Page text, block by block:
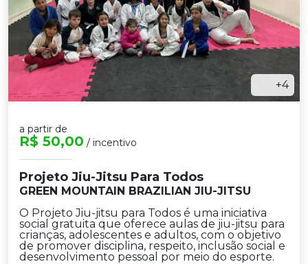
+4
a partir de
R$ 50,00 / incentivo
Projeto Jiu-Jitsu Para Todos
GREEN MOUNTAIN BRAZILIAN JIU-JITSU
O Projeto Jiu-jitsu para Todos é uma iniciativa
social gratuita que oferece aulas de jiu-jitsu para
crianças, adolescentes e adultos, com o objetivo
de promover disciplina, respeito, inclusão social e
desenvolvimento pessoal por meio do esporte.